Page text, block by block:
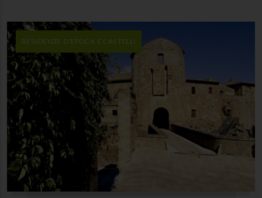
RESIDENZE D'EPOCA E CASTELLI